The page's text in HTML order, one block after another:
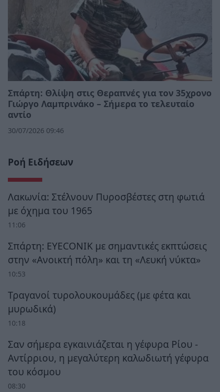
Σπάρτη: Θλίψη στις Θεραπνές για τον 35χρονο
Γιώργο Λαμπρινάκο – Σήμερα το τελευταίο
αντίο
30/07/2026 09:46
Ροή Ειδήσεων
Λακωνία: Στέλνουν Πυροσβέστες στη φωτιά
με όχημα του 1965
11:06
Σπάρτη: EYECONIK με σημαντικές εκπτώσεις
στην «Ανοικτή πόλη» και τη «Λευκή νύκτα»
10:53
Τραγανοί τυρολουκουμάδες (με φέτα και
μυρωδικά)
10:18
Σαν σήμερα εγκαινιάζεται η γέφυρα Ρίου -
Αντίρριου, η μεγαλύτερη καλωδιωτή γέφυρα
του κόσμου
08:30